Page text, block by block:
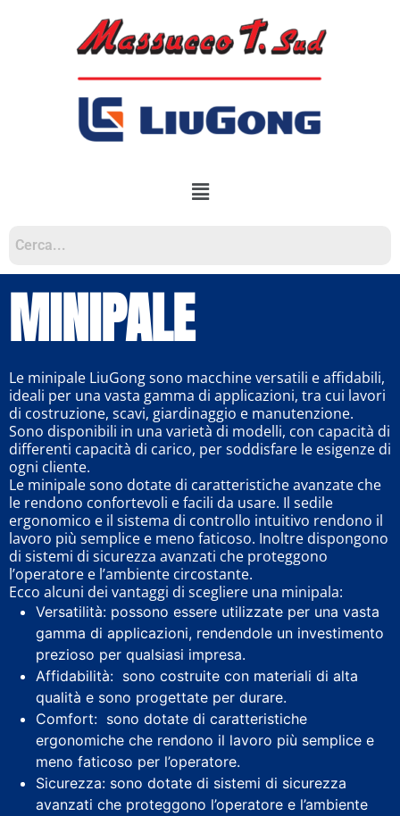
MINIPALE
Le minipale LiuGong sono macchine versatili e affidabili,
ideali per una vasta gamma di applicazioni, tra cui lavori
di costruzione, scavi, giardinaggio e manutenzione.
Sono disponibili in una varietà di modelli, con capacità di
differenti capacità di carico, per soddisfare le esigenze di
ogni cliente.
Le minipale sono dotate di caratteristiche avanzate che
le rendono confortevoli e facili da usare. Il sedile
ergonomico e il sistema di controllo intuitivo rendono il
lavoro più semplice e meno faticoso. Inoltre dispongono
di sistemi di sicurezza avanzati che proteggono
l’operatore e l’ambiente circostante.
Ecco alcuni dei vantaggi di scegliere una minipala:
Versatilità: possono essere utilizzate per una vasta
gamma di applicazioni, rendendole un investimento
prezioso per qualsiasi impresa.
Affidabilità: sono costruite con materiali di alta
qualità e sono progettate per durare.
Comfort: sono dotate di caratteristiche
ergonomiche che rendono il lavoro più semplice e
meno faticoso per l’operatore.
Sicurezza: sono dotate di sistemi di sicurezza
avanzati che proteggono l’operatore e l’ambiente